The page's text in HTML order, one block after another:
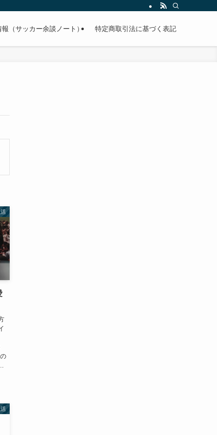
報（サッカー余談ノート） 特定商取引法に基づく表記